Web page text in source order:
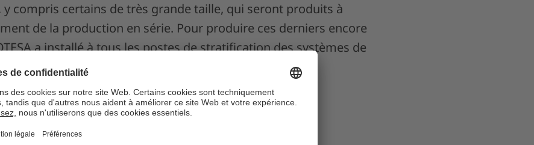
compris certains de très grande taille, qui seront produits à
de la production en série. Pour produire ces derniers encore
a installé à tous les postes de stratification des systèmes de
de projecteurs laser CAD-PRO et du logiciel de
de candidature complet ci-dessous.